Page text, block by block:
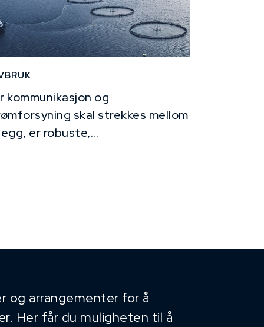
kommunikasjon og
skal strekkes mellom
er robuste,...
og arrangementer for å
Her får du muligheten til å